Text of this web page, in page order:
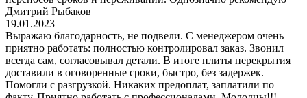
Дмитрий Рыбаков
19.01.2023
Выражаю благодарность, не подвели. С менеджером очень
приятно работать: полностью контролировал заказ. Звонил
всегда сам, согласовывал детали. В итоге плиты перекрытия
доставили в оговоренные сроки, быстро, без задержек.
Помогли с разгрузкой. Никаких предоплат, заплатили по